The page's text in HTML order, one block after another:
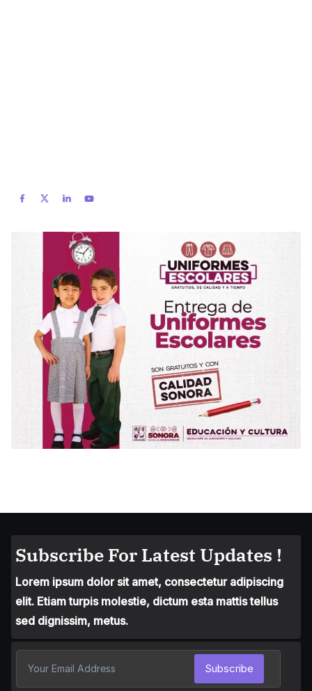
Subscribe For Latest Updates !
Lorem ipsum dolor sit amet, consectetur adipiscing
elit. Etiam turpis molestie, dictum esta mattis tellus
sed dignissim, metus.
Subscribe